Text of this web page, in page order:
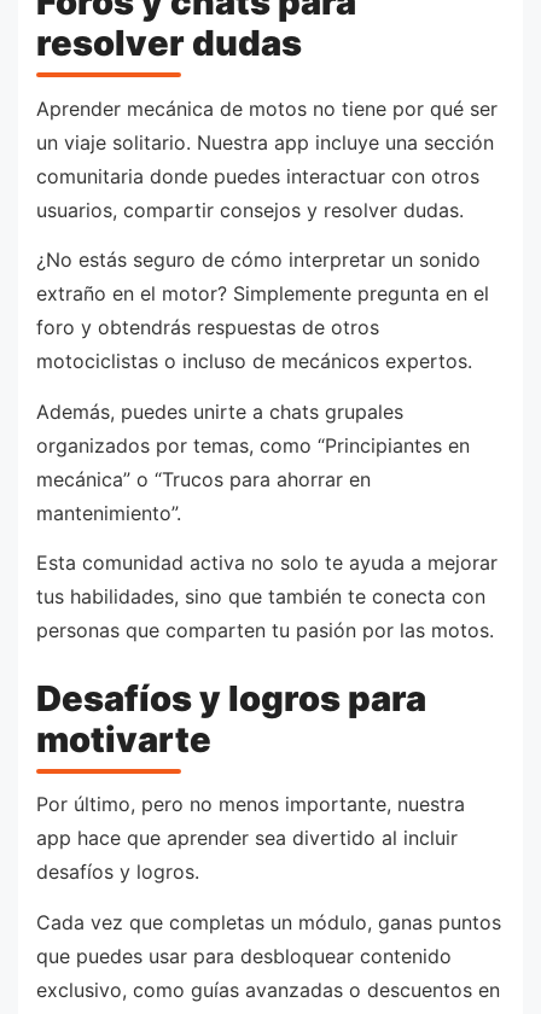
resolver dudas
Aprender mecánica de motos no tiene por qué ser
un viaje solitario. Nuestra app incluye una sección
comunitaria donde puedes interactuar con otros
usuarios, compartir consejos y resolver dudas.
¿No estás seguro de cómo interpretar un sonido
extraño en el motor? Simplemente pregunta en el
foro y obtendrás respuestas de otros
motociclistas o incluso de mecánicos expertos.
Además, puedes unirte a chats grupales
organizados por temas, como “Principiantes en
mecánica” o “Trucos para ahorrar en
mantenimiento”.
Esta comunidad activa no solo te ayuda a mejorar
tus habilidades, sino que también te conecta con
personas que comparten tu pasión por las motos.
Desafíos y logros para
motivarte
Por último, pero no menos importante, nuestra
app hace que aprender sea divertido al incluir
desafíos y logros.
Cada vez que completas un módulo, ganas puntos
que puedes usar para desbloquear contenido
exclusivo, como guías avanzadas o descuentos en